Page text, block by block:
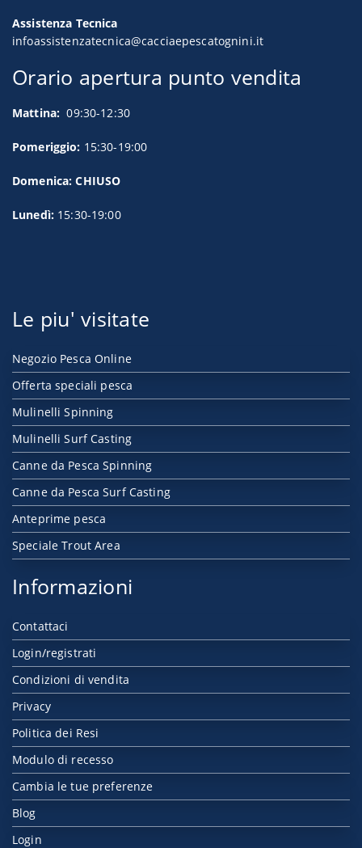
Assistenza Tecnica
infoassistenzatecnica@cacciaepescatognini.it
Orario apertura punto vendita
Mattina: 09:30-12:30
Pomeriggio: 15:30-19:00
Domenica: CHIUSO
Lunedì: 15:30-19:00
Le piu' visitate
Negozio Pesca Online
Offerta speciali pesca
Mulinelli Spinning
Mulinelli Surf Casting
Canne da Pesca Spinning
Canne da Pesca Surf Casting
Anteprime pesca
Speciale Trout Area
Informazioni
Contattaci
Login/registrati
Condizioni di vendita
Privacy
Politica dei Resi
Modulo di recesso
Cambia le tue preferenze
Blog
Login